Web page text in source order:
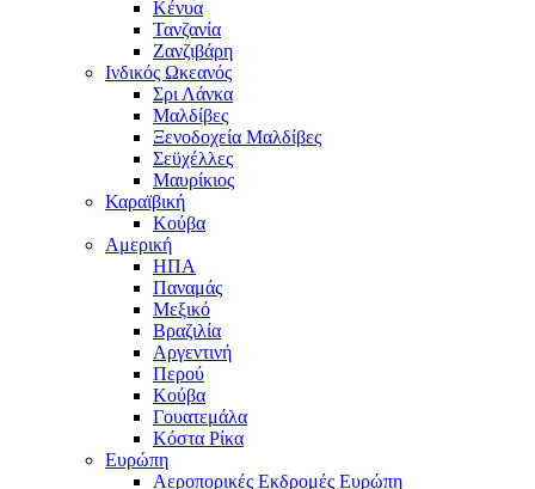
Κένυα
Τανζανία
Ζανζιβάρη
Ινδικός Ωκεανός
Σρι Λάνκα
Μαλδίβες
Ξενοδοχεία Μαλδίβες
Σεϋχέλλες
Μαυρίκιος
Καραϊβική
Κούβα
Αμερική
ΗΠΑ
Παναμάς
Μεξικό
Βραζιλία
Αργεντινή
Περού
Κούβα
Γουατεμάλα
Κόστα Ρίκα
Ευρώπη
Αεροπορικές Εκδρομές Ευρώπη